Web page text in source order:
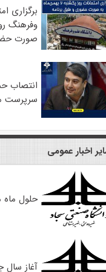
برگزاری
و‌فرهنگ
صورت
انتصاب
سرپرست
اخبار عمومی
حلول ماه
آغاز سال جدید